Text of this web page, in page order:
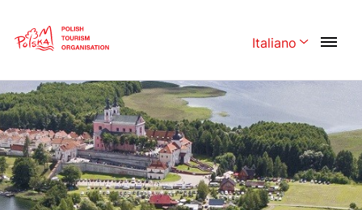
Italiano
Polski English
Česká 中国
Dansk Deutschland
Español Français